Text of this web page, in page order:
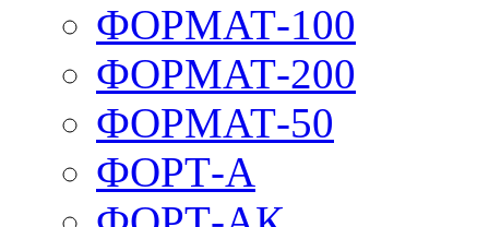
ФОРМАТ-100
ФОРМАТ-200
ФОРМАТ-50
ФОРТ-А